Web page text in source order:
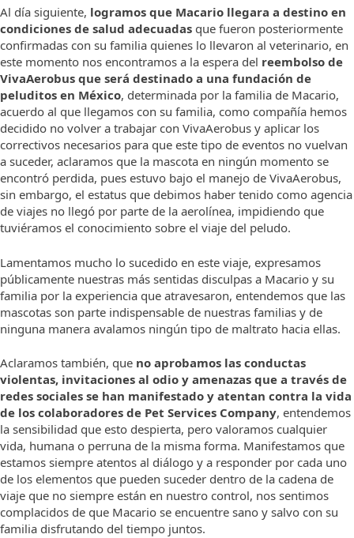
Al día siguiente, logramos que Macario llegara a destino en
condiciones de salud adecuadas que fueron posteriormente
confirmadas con su familia quienes lo llevaron al veterinario, en
este momento nos encontramos a la espera del reembolso de
VivaAerobus que será destinado a una fundación de
peluditos en México, determinada por la familia de Macario,
acuerdo al que llegamos con su familia, como compañía hemos
decidido no volver a trabajar con VivaAerobus y aplicar los
correctivos necesarios para que este tipo de eventos no vuelvan
a suceder, aclaramos que la mascota en ningún momento se
encontró perdida, pues estuvo bajo el manejo de VivaAerobus,
sin embargo, el estatus que debimos haber tenido como agencia
de viajes no llegó por parte de la aerolínea, impidiendo que
tuviéramos el conocimiento sobre el viaje del peludo.
Lamentamos mucho lo sucedido en este viaje, expresamos
públicamente nuestras más sentidas disculpas a Macario y su
familia por la experiencia que atravesaron, entendemos que las
mascotas son parte indispensable de nuestras familias y de
ninguna manera avalamos ningún tipo de maltrato hacia ellas.
Aclaramos también, que no aprobamos las conductas
violentas, invitaciones al odio y amenazas que a través de
redes sociales se han manifestado y atentan contra la vida
de los colaboradores de Pet Services Company, entendemos
la sensibilidad que esto despierta, pero valoramos cualquier
vida, humana o perruna de la misma forma. Manifestamos que
estamos siempre atentos al diálogo y a responder por cada uno
de los elementos que pueden suceder dentro de la cadena de
viaje que no siempre están en nuestro control, nos sentimos
complacidos de que Macario se encuentre sano y salvo con su
familia disfrutando del tiempo juntos.